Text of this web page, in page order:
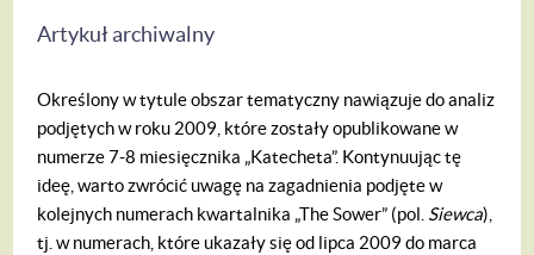
Artykuł archiwalny
Określony w tytule obszar tematyczny nawiązuje do analiz
podjętych w roku 2009, które zostały opublikowane w
numerze 7-8 miesięcznika „Katecheta”. Kontynuując tę
ideę, warto zwrócić uwagę na zagadnienia podjęte w
kolejnych numerach kwartalnika „The Sower” (pol. Siewca),
tj. w numerach, które ukazały się od lipca 2009 do marca